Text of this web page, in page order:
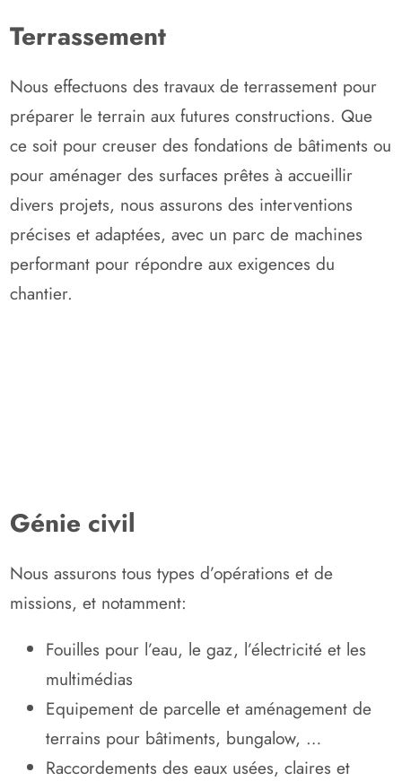
Terrassement
Nous effectuons des travaux de terrassement pour
préparer le terrain aux futures constructions. Que
ce soit pour creuser des fondations de bâtiments ou
pour aménager des surfaces prêtes à accueillir
divers projets, nous assurons des interventions
précises et adaptées, avec un parc de machines
performant pour répondre aux exigences du
chantier.
Génie civil
Nous assurons tous types d’opérations et de
missions, et notamment:
Fouilles pour l’eau, le gaz, l’électricité et les
multimédias
Equipement de parcelle et aménagement de
terrains pour bâtiments, bungalow, …
Raccordements des eaux usées, claires et